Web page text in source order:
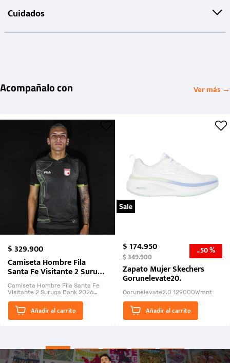
Cuidados
Acompañalo con Ver más →
$329.900
Camiseta Hombre Fila
Santa Fe Visitante 2 Suruga
Bank 2026
Camiseta Hombre Fila Santa Fe
Visitante 2 Suruga Bank 2026
El Rugido del Sol Naciente:
“Primeros para la Et...
Añadir al carrito
Sale
$174.950
$349.900 -50 %
Zapato Mujer Skechers
Gorunelevate20.
Gorunelevate2.0 129000Wmnt
Añadir al carrito